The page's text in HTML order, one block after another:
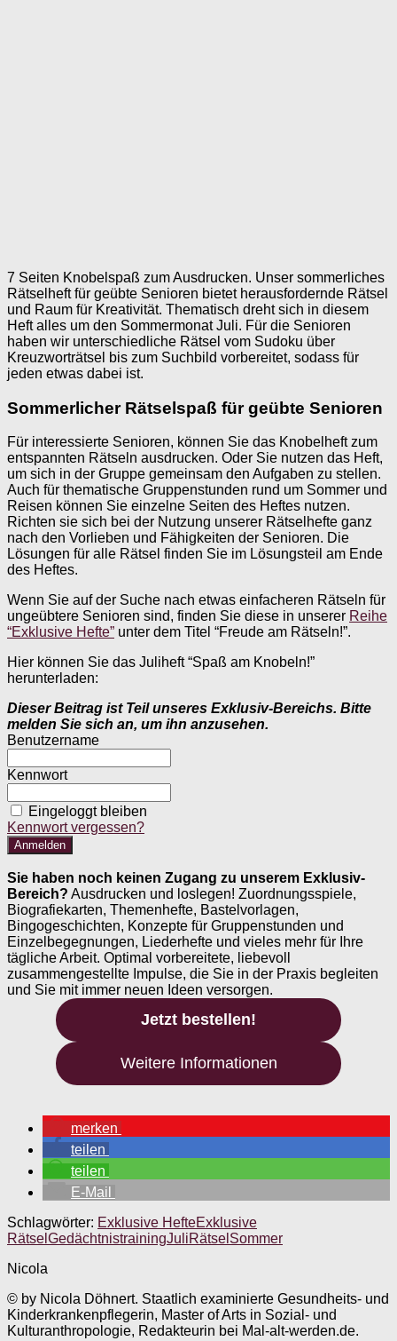
7 Seiten Knobelspaß zum Ausdrucken. Unser sommerliches
Rätselheft für geübte Senioren bietet herausfordernde Rätsel
und Raum für Kreativität. Thematisch dreht sich in diesem
Heft alles um den Sommermonat Juli. Für die Senioren
haben wir unterschiedliche Rätsel vom Sudoku über
Kreuzworträtsel bis zum Suchbild vorbereitet, sodass für
jeden etwas dabei ist.
Sommerlicher Rätselspaß für geübte Senioren
Für interessierte Senioren, können Sie das Knobelheft zum
entspannten Rätseln ausdrucken. Oder Sie nutzen das Heft,
um sich in der Gruppe gemeinsam den Aufgaben zu stellen.
Auch für thematische Gruppenstunden rund um Sommer und
Reisen können Sie einzelne Seiten des Heftes nutzen.
Richten sie sich bei der Nutzung unserer Rätselhefte ganz
nach den Vorlieben und Fähigkeiten der Senioren. Die
Lösungen für alle Rätsel finden Sie im Lösungsteil am Ende
des Heftes.
Wenn Sie auf der Suche nach etwas einfacheren Rätseln für
ungeübtere Senioren sind, finden Sie diese in unserer Reihe
“Exklusive Hefte” unter dem Titel “Freude am Rätseln!”.
Hier können Sie das Juliheft “Spaß am Knobeln!”
herunterladen:
Dieser Beitrag ist Teil unseres Exklusiv-Bereichs. Bitte
melden Sie sich an, um ihn anzusehen.
Benutzername
Kennwort
Eingeloggt bleiben
Kennwort vergessen?
Sie haben noch keinen Zugang zu unserem Exklusiv-
Bereich? Ausdrucken und loslegen! Zuordnungsspiele,
Biografiekarten, Themenhefte, Bastelvorlagen,
Bingogeschichten, Konzepte für Gruppenstunden und
Einzelbegegnungen, Liederhefte und vieles mehr für Ihre
tägliche Arbeit. Optimal vorbereitete, liebevoll
zusammengestellte Impulse, die Sie in der Praxis begleiten
und Sie mit immer neuen Ideen versorgen.
Jetzt bestellen!
Weitere Informationen
merken
teilen
teilen
E-Mail
Schlagwörter: Exklusive HefteExklusive
Rätsel GedächtnistrainingJuliRätsel Sommer
Nicola
© by Nicola Döhnert. Staatlich examinierte Gesundheits- und
Kinderkrankenpflegerin, Master of Arts in Sozial- und
Kulturanthropologie, Redakteurin bei Mal-alt-werden.de.